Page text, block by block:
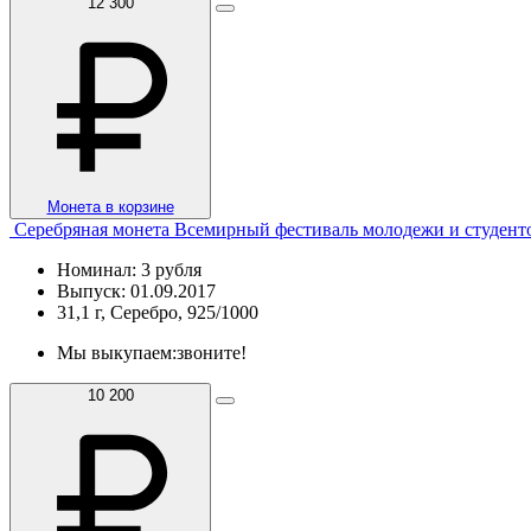
Монета в корзине
Серебряная монета Всемирный фестиваль молодежи и
Номинал: 3 рубля
Выпуск: 01.09.2017
31,1 г, Серебро, 925/1000
Мы выкупаем:звоните!
10 200